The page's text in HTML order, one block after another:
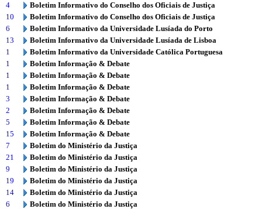
4
Boletim Informativo do Conselho dos Oficiais de Justiça
10
Boletim Informativo do Conselho dos Oficiais de Justiça
6
Boletim Informativo da Universidade Lusíada do Porto
13
Boletim Informativo da Universidade Lusíada de Lisboa
1
Boletim Informativo da Universidade Católica Portuguesa
1
Boletim Informação & Debate
1
Boletim Informação & Debate
1
Boletim Informação & Debate
3
Boletim Informação & Debate
2
Boletim Informação & Debate
5
Boletim Informação & Debate
15
Boletim Informação & Debate
7
Boletim do Ministério da Justiça
21
Boletim do Ministério da Justiça
9
Boletim do Ministério da Justiça
19
Boletim do Ministério da Justiça
14
Boletim do Ministério da Justiça
6
Boletim do Ministério da Justiça